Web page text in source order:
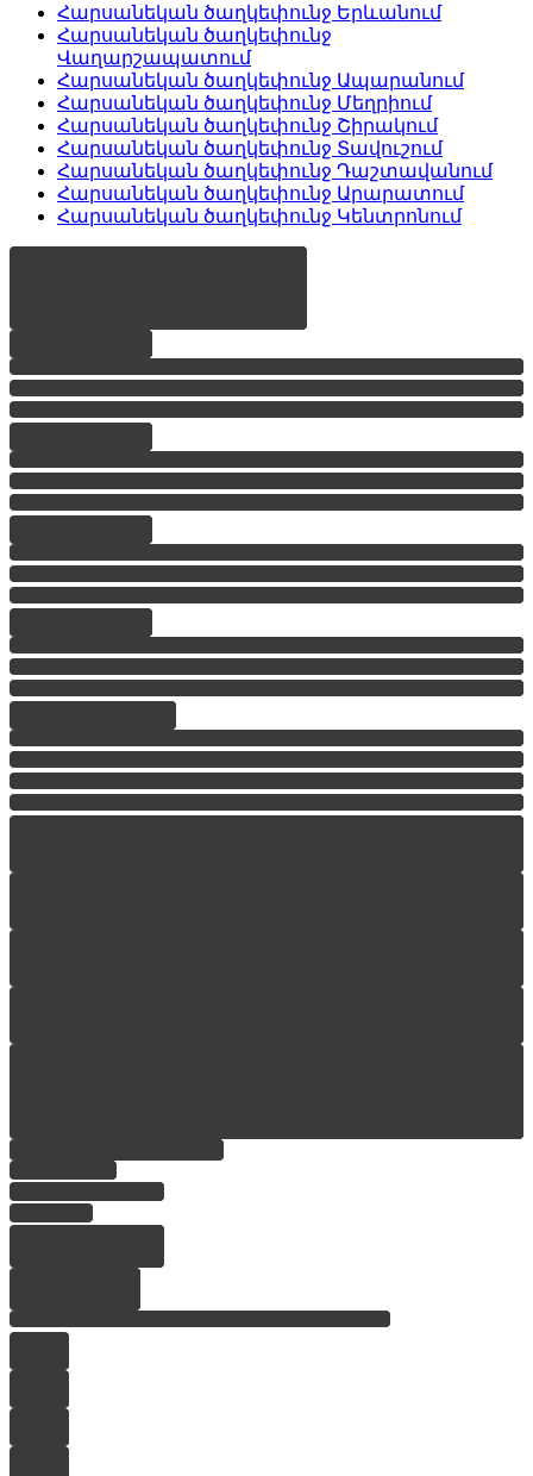
Հարսանեկան ծաղկեփունջ Երևանում
Հարսանեկան ծաղկեփունջ
Վաղարշապատում
Հարսանեկան ծաղկեփունջ Ապարանում
Հարսանեկան ծաղկեփունջ Մեղրիում
Հարսանեկան ծաղկեփունջ Շիրակում
Հարսանեկան ծաղկեփունջ Տավուշում
Հարսանեկան ծաղկեփունջ Դաշտավանում
Հարսանեկան ծաղկեփունջ Արարատում
Հարսանեկան ծաղկեփունջ Կենտրոնում